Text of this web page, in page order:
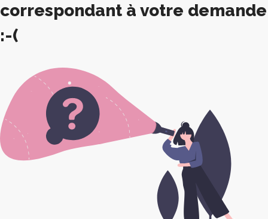
correspondant à votre demande
:-(